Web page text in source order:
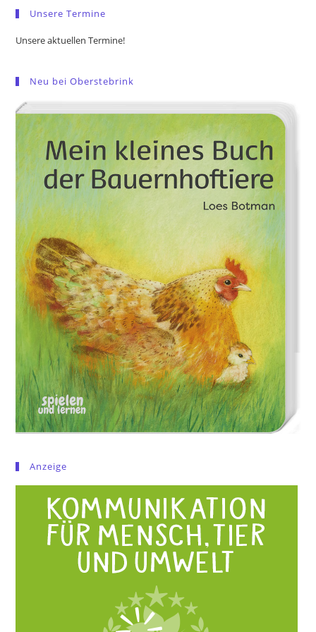
Unsere Termine
Unsere aktuellen Termine!
Neu bei Oberstebrink
Anzeige